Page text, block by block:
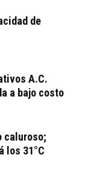
de
A.C.
a bajo costo
caluroso;
los 31°C